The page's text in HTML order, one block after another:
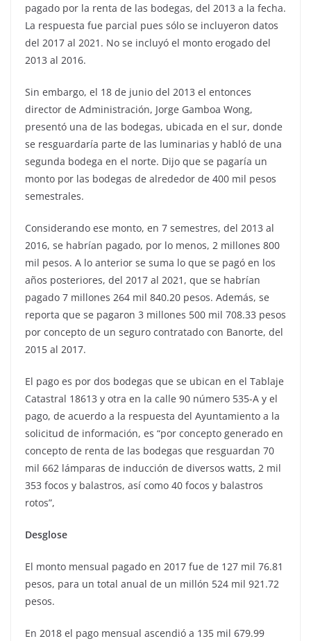
pagado por la renta de las bodegas, del 2013 a la fecha.
La respuesta fue parcial pues sólo se incluyeron datos
del 2017 al 2021. No se incluyó el monto erogado del
2013 al 2016.
Sin embargo, el 18 de junio del 2013 el entonces
director de Administración, Jorge Gamboa Wong,
presentó una de las bodegas, ubicada en el sur, donde
se resguardaría parte de las luminarias y habló de una
segunda bodega en el norte. Dijo que se pagaría un
monto por las bodegas de alrededor de 400 mil pesos
semestrales.
Considerando ese monto, en 7 semestres, del 2013 al
2016, se habrían pagado, por lo menos, 2 millones 800
mil pesos. A lo anterior se suma lo que se pagó en los
años posteriores, del 2017 al 2021, que se habrían
pagado 7 millones 264 mil 840.20 pesos. Además, se
reporta que se pagaron 3 millones 500 mil 708.33 pesos
por concepto de un seguro contratado con Banorte, del
2015 al 2017.
El pago es por dos bodegas que se ubican en el Tablaje
Catastral 18613 y otra en la calle 90 número 535-A y el
pago, de acuerdo a la respuesta del Ayuntamiento a la
solicitud de información, es “por concepto generado en
concepto de renta de las bodegas que resguardan 70
mil 662 lámparas de inducción de diversos watts, 2 mil
353 focos y balastros, así como 40 focos y balastros
rotos”,
Desglose
El monto mensual pagado en 2017 fue de 127 mil 76.81
pesos, para un total anual de un millón 524 mil 921.72
pesos.
En 2018 el pago mensual ascendió a 135 mil 679.99